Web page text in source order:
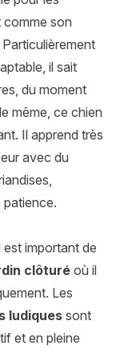
comme son
il sait
du moment
même, ce chien
Il apprend très
avec du
patience.
est important de
clôturé où il
Les
ludiques sont
et en pleine